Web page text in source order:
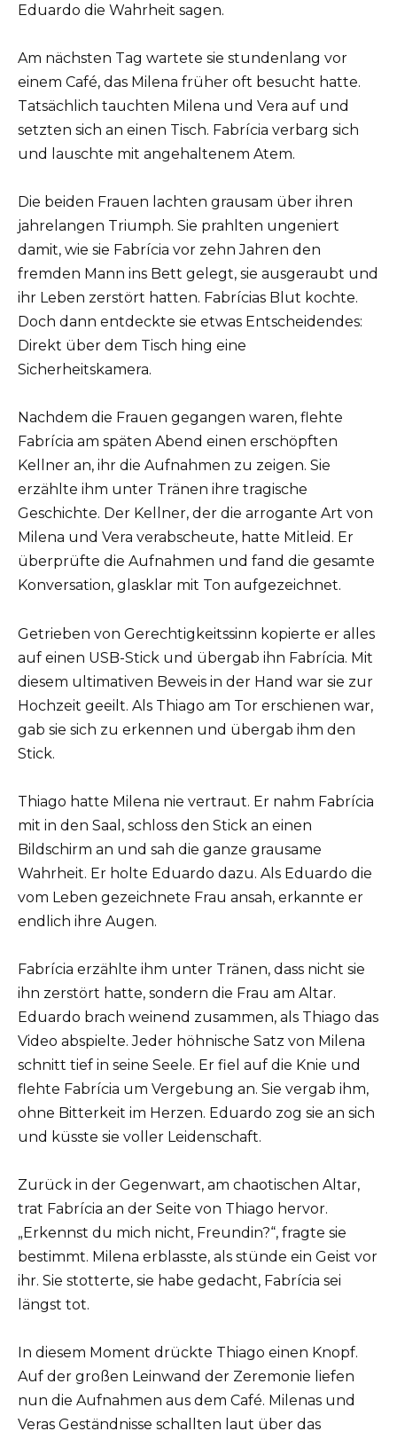
Eduardo die Wahrheit sagen.
Am nächsten Tag wartete sie stundenlang vor
einem Café, das Milena früher oft besucht hatte.
Tatsächlich tauchten Milena und Vera auf und
setzten sich an einen Tisch. Fabrícia verbarg sich
und lauschte mit angehaltenem Atem.
Die beiden Frauen lachten grausam über ihren
jahrelangen Triumph. Sie prahlten ungeniert
damit, wie sie Fabrícia vor zehn Jahren den
fremden Mann ins Bett gelegt, sie ausgeraubt und
ihr Leben zerstört hatten. Fabrícias Blut kochte.
Doch dann entdeckte sie etwas Entscheidendes:
Direkt über dem Tisch hing eine
Sicherheitskamera.
Nachdem die Frauen gegangen waren, flehte
Fabrícia am späten Abend einen erschöpften
Kellner an, ihr die Aufnahmen zu zeigen. Sie
erzählte ihm unter Tränen ihre tragische
Geschichte. Der Kellner, der die arrogante Art von
Milena und Vera verabscheute, hatte Mitleid. Er
überprüfte die Aufnahmen und fand die gesamte
Konversation, glasklar mit Ton aufgezeichnet.
Getrieben von Gerechtigkeitssinn kopierte er alles
auf einen USB-Stick und übergab ihn Fabrícia. Mit
diesem ultimativen Beweis in der Hand war sie zur
Hochzeit geeilt. Als Thiago am Tor erschienen war,
gab sie sich zu erkennen und übergab ihm den
Stick.
Thiago hatte Milena nie vertraut. Er nahm Fabrícia
mit in den Saal, schloss den Stick an einen
Bildschirm an und sah die ganze grausame
Wahrheit. Er holte Eduardo dazu. Als Eduardo die
vom Leben gezeichnete Frau ansah, erkannte er
endlich ihre Augen.
Fabrícia erzählte ihm unter Tränen, dass nicht sie
ihn zerstört hatte, sondern die Frau am Altar.
Eduardo brach weinend zusammen, als Thiago das
Video abspielte. Jeder höhnische Satz von Milena
schnitt tief in seine Seele. Er fiel auf die Knie und
flehte Fabrícia um Vergebung an. Sie vergab ihm,
ohne Bitterkeit im Herzen. Eduardo zog sie an sich
und küsste sie voller Leidenschaft.
Zurück in der Gegenwart, am chaotischen Altar,
trat Fabrícia an der Seite von Thiago hervor.
„Erkennst du mich nicht, Freundin?“, fragte sie
bestimmt. Milena erblasste, als stünde ein Geist vor
ihr. Sie stotterte, sie habe gedacht, Fabrícia sei
längst tot.
In diesem Moment drückte Thiago einen Knopf.
Auf der großen Leinwand der Zeremonie liefen
nun die Aufnahmen aus dem Café. Milenas und
Veras Geständnisse schallten laut über das